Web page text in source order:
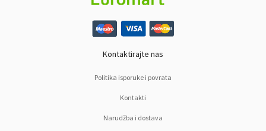
Kontaktirajte nas
Politika isporuke i povrata
Kontakti
Narudžba i dostava